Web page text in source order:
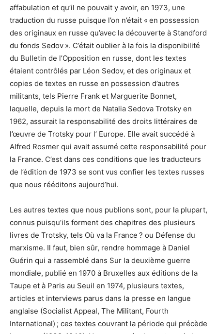
affabulation et qu’il ne pouvait y avoir, en 1973, une
traduction du russe puisque l’on n’était « en possession
des originaux en russe qu’avec la découverte à Standford
du fonds Sedov ». C’était oublier à la fois la disponibilité
du Bulletin de l’Opposition en russe, dont les textes
étaient contrôlés par Léon Sedov, et des originaux et
copies de textes en russe en possession d’autres
militants, tels Pierre Frank et Marguerite Bonnet,
laquelle, depuis la mort de Natalia Sedova Trotsky en
1962, assurait la responsabilité des droits littéraires de
l’œuvre de Trotsky pour l’ Europe. Elle avait succédé à
Alfred Rosmer qui avait assumé cette responsabilité pour
la France. C’est dans ces conditions que les traducteurs
de l’édition de 1973 se sont vus confier les textes russes
que nous rééditons aujourd’hui.
Les autres textes que nous publions sont, pour la plupart,
connus puisqu’ils forment des chapitres des plusieurs
livres de Trotsky, tels Où va la France ? ou Défense du
marxisme. Il faut, bien sûr, rendre hommage à Daniel
Guérin qui a rassemblé dans Sur la deuxième guerre
mondiale, publié en 1970 à Bruxelles aux éditions de la
Taupe et à Paris au Seuil en 1974, plusieurs textes,
articles et interviews parus dans la presse en langue
anglaise (Socialist Appeal, The Militant, Fourth
International) ; ces textes couvrant la période qui précède